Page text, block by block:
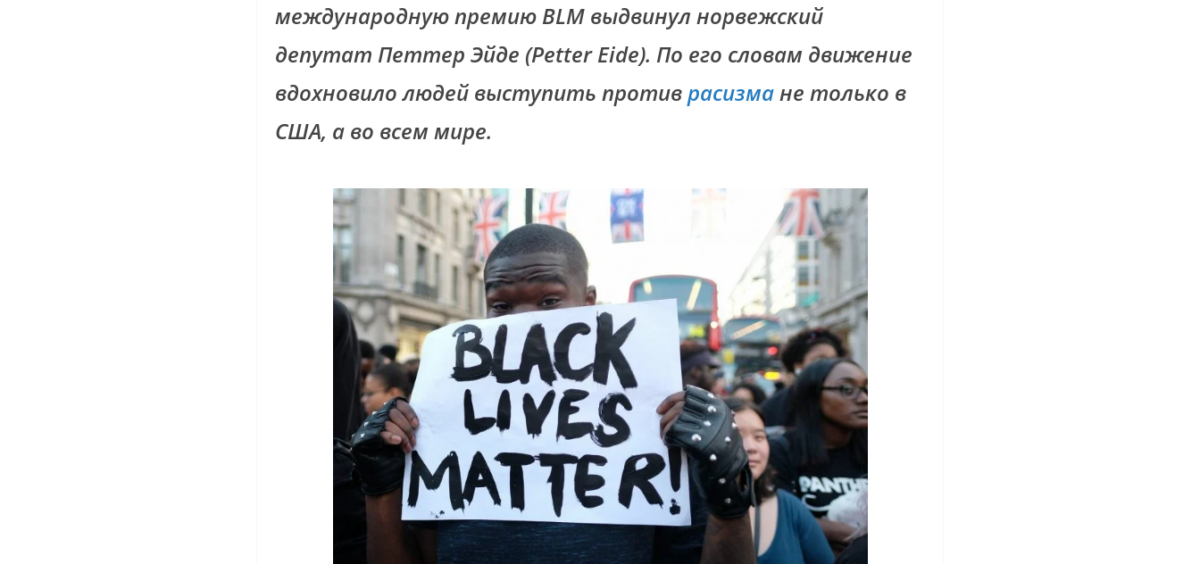
международную премию BLM выдвинул норвежский
депутат Петтер Эйде (Petter Eide). По его словам движение
вдохновило людей выступить противрасизмане только в
США, а во всем мире.